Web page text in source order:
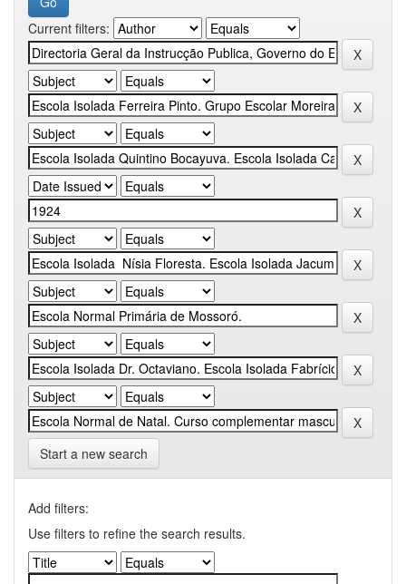
Current filters:
Start a new search
Add filters:
Use filters to refine the search results.